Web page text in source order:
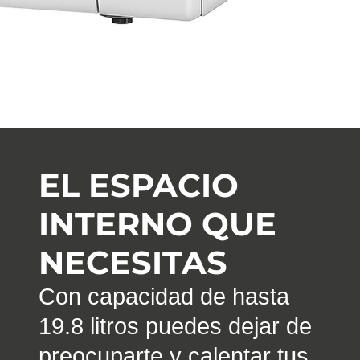
EL ESPACIO
INTERNO QUE
NECESITAS
Con capacidad de hasta
19.8 litros puedes dejar de